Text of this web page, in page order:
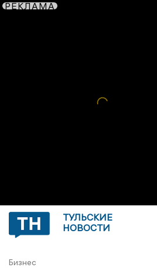
РЕКЛАМА
ТУЛЬСКИЕ
НОВОСТИ
Бизнес